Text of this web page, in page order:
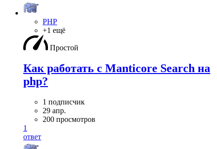
PHP
+1 ещё
Простой
Как работать с Manticore Search на
php?
1 подписчик
29 апр.
200 просмотров
1
ответ